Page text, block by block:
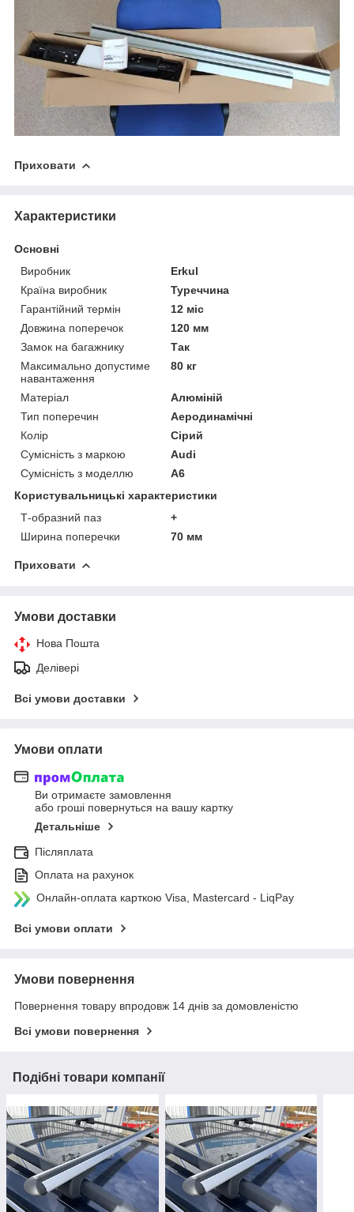
Приховати
Характеристики
Основні
Виробник
Erkul
Країна виробник
Туреччина
Гарантійний термін
12 міс
Довжина поперечок
120 мм
Замок на багажнику
Так
Максимально допустиме
навантаження
80 кг
Матеріал
Алюміній
Тип поперечин
Аеродинамічні
Колір
Сірий
Сумісність з маркою
Audi
Сумісність з моделлю
A6
Користувальницькі характеристики
Т-образний паз
+
Ширина поперечки
70 мм
Приховати
Умови доставки
Нова Пошта
Делівері
Всі умови доставки
Умови оплати
Ви отримаєте замовлення
або гроші повернуться на вашу картку
Детальніше
Післяплата
Оплата на рахунок
Онлайн-оплата карткою Visa, Mastercard - LiqPay
Всі умови оплати
Умови повернення
Повернення товару впродовж 14 днів за домовленістю
Всі умови повернення
Подібні товари компанії